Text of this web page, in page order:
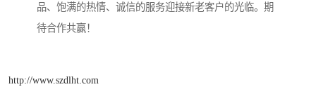
品、饱满的热情、诚信的服务迎接新老客户的光临。期
待合作共赢！
http://www.szdlht.com